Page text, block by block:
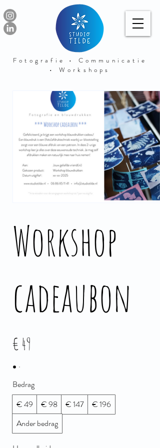
Fotografie • Communicatie
• Workshops
Workshop
cadeaubon
€ 49
Bedrag
€ 49
€ 98 € 147
€ 196
Ander bedrag